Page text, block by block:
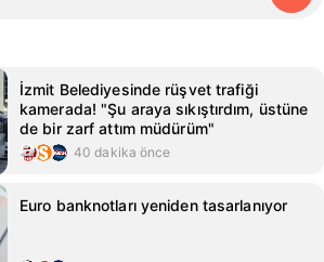
İzmit Belediyesinde rüşvet trafiği
kamerada! "Şu araya sıkıştırdım, üstüne
de bir zarf attım müdürüm"
40 dakika önce
Euro banknotları yeniden tasarlanıyor